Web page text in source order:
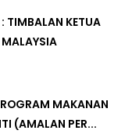
TIMBALAN KETUA
MAKANAN
(AMALAN PER...